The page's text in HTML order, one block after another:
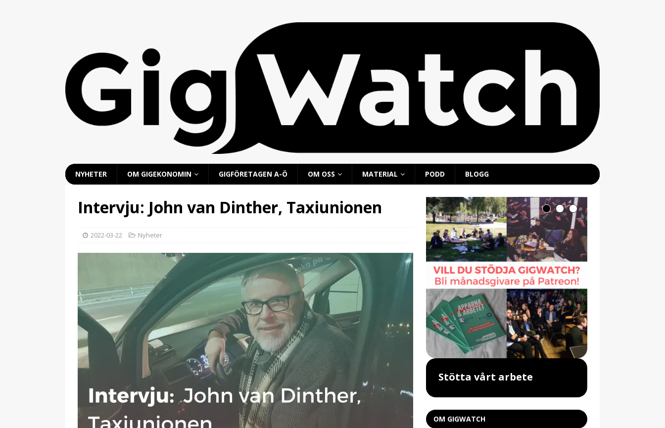
NYHETER OM GIGEKONOMIN GIGFÖRETAGEN A-Ö OM OSS MATERIAL PODD BLOGG
Intervju: John van Dinther, Taxiunionen
2022-03-22 Nyheter
Boka föreläsning Stötta vårt arbete
OM GIGWATCH